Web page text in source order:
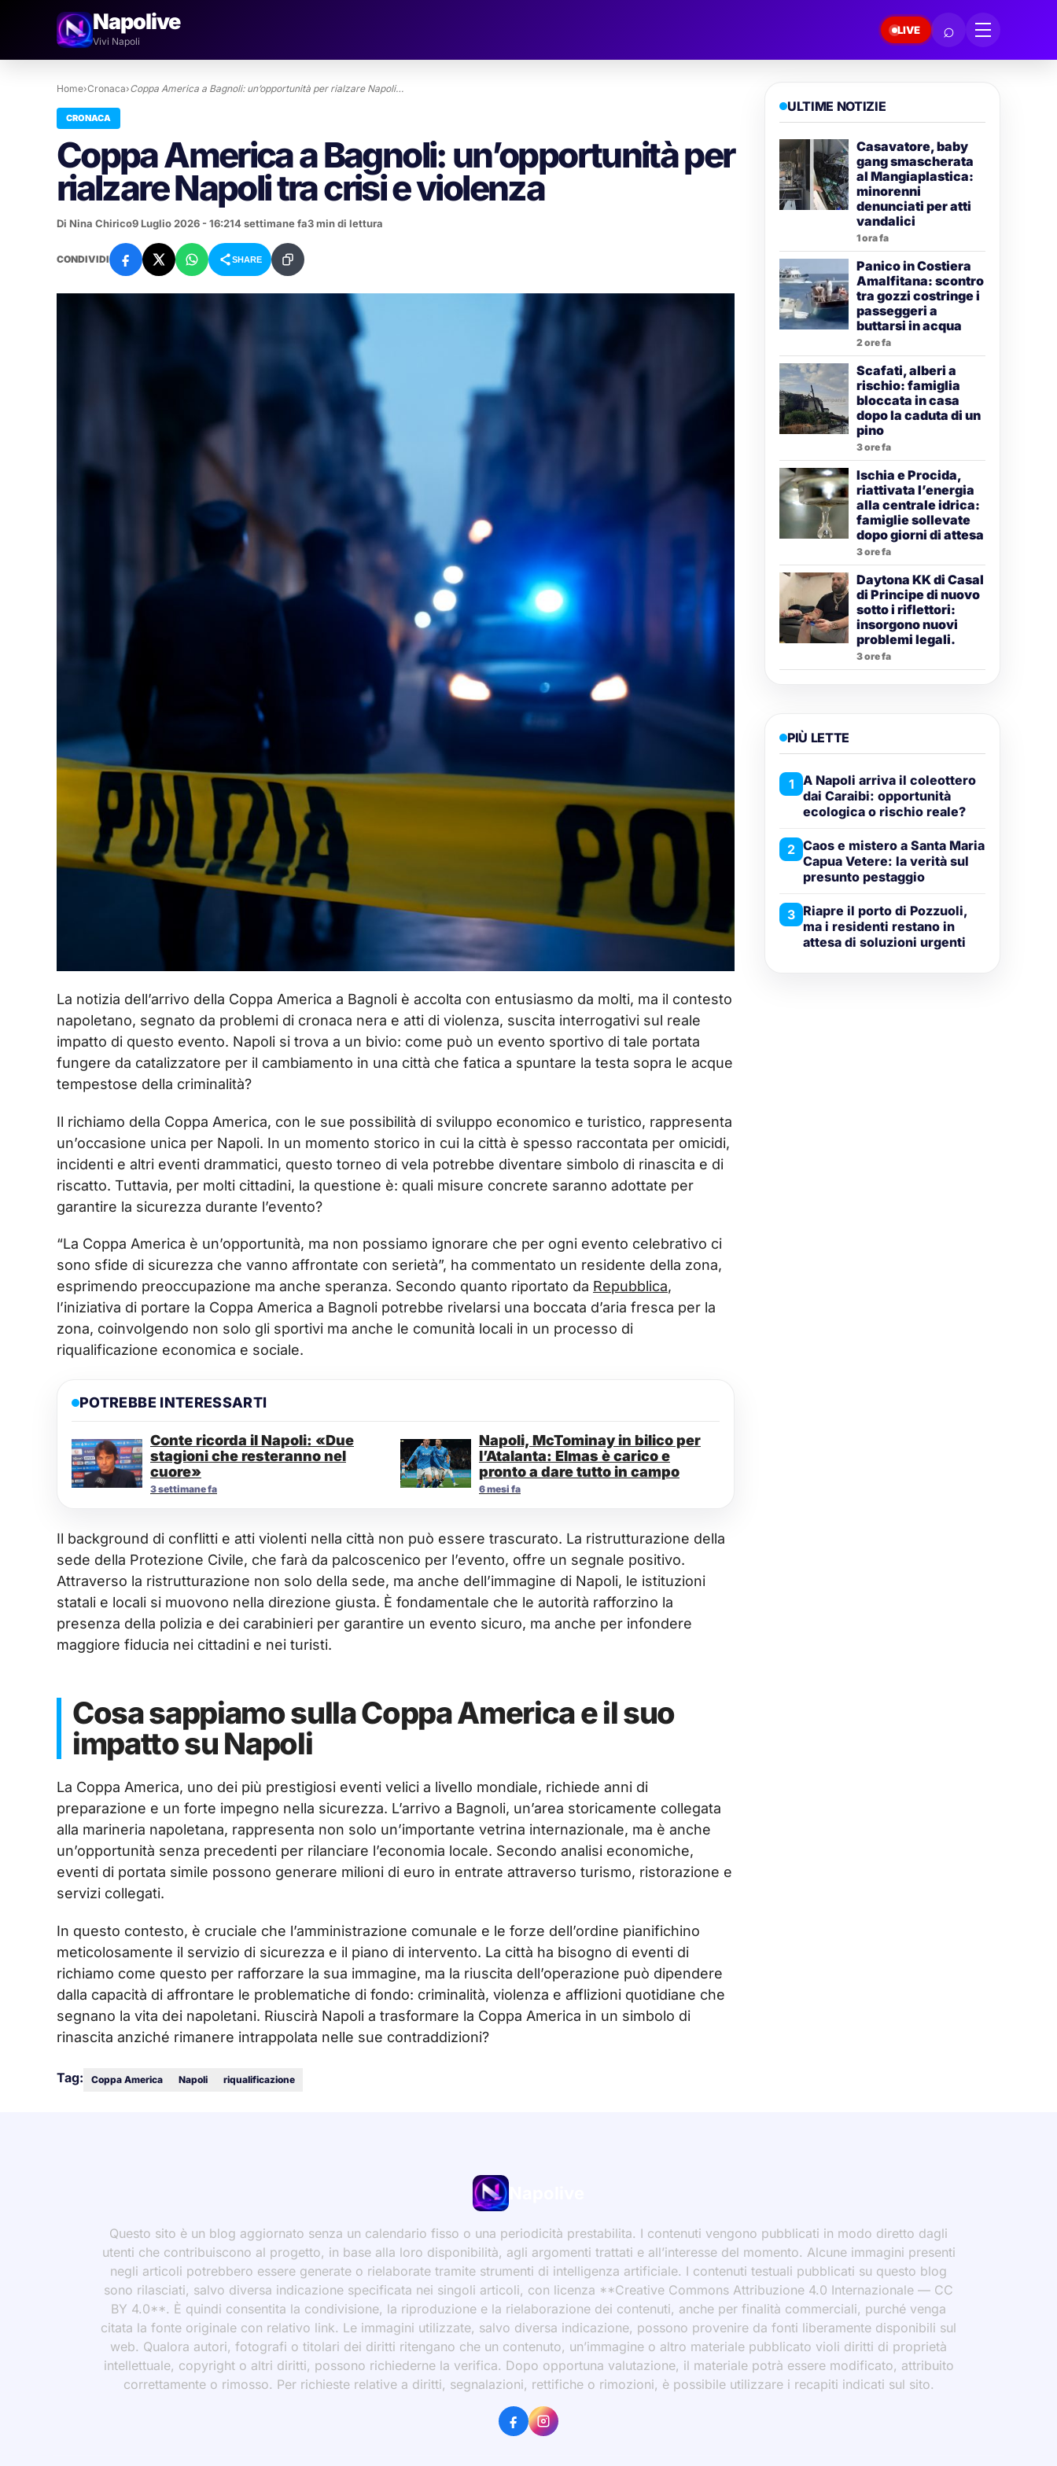
Napolive
Vivi Napoli
LIVE ⌕
Home›Cronaca›Coppa America a Bagnoli: un’opportunità per rialzare Napoli…
CRONACA
Coppa America a Bagnoli: un’opportunità per
rialzare Napoli tra crisi e violenza
Di Nina Chirico9 Luglio 2026 - 16:214 settimane fa3 min di lettura
CONDIVIDI SHARE
La notizia dell’arrivo della Coppa America a Bagnoli è accolta con entusiasmo da molti, ma il contesto
napoletano, segnato da problemi di cronaca nera e atti di violenza, suscita interrogativi sul reale
impatto di questo evento. Napoli si trova a un bivio: come può un evento sportivo di tale portata
fungere da catalizzatore per il cambiamento in una città che fatica a spuntare la testa sopra le acque
tempestose della criminalità?
Il richiamo della Coppa America, con le sue possibilità di sviluppo economico e turistico, rappresenta
un’occasione unica per Napoli. In un momento storico in cui la città è spesso raccontata per omicidi,
incidenti e altri eventi drammatici, questo torneo di vela potrebbe diventare simbolo di rinascita e di
riscatto. Tuttavia, per molti cittadini, la questione è: quali misure concrete saranno adottate per
garantire la sicurezza durante l’evento?
“La Coppa America è un’opportunità, ma non possiamo ignorare che per ogni evento celebrativo ci
sono sfide di sicurezza che vanno affrontate con serietà”, ha commentato un residente della zona,
esprimendo preoccupazione ma anche speranza. Secondo quanto riportato da Repubblica,
l’iniziativa di portare la Coppa America a Bagnoli potrebbe rivelarsi una boccata d’aria fresca per la
zona, coinvolgendo non solo gli sportivi ma anche le comunità locali in un processo di
riqualificazione economica e sociale.
POTREBBE INTERESSARTI
Conte ricorda il Napoli: «Due
stagioni che resteranno nel
cuore»
3 settimane fa
Napoli, McTominay in bilico per
l’Atalanta: Elmas è carico e
pronto a dare tutto in campo
6 mesi fa
Il background di conflitti e atti violenti nella città non può essere trascurato. La ristrutturazione della
sede della Protezione Civile, che farà da palcoscenico per l’evento, offre un segnale positivo.
Attraverso la ristrutturazione non solo della sede, ma anche dell’immagine di Napoli, le istituzioni
statali e locali si muovono nella direzione giusta. È fondamentale che le autorità rafforzino la
presenza della polizia e dei carabinieri per garantire un evento sicuro, ma anche per infondere
maggiore fiducia nei cittadini e nei turisti.
Cosa sappiamo sulla Coppa America e il suo
impatto su Napoli
La Coppa America, uno dei più prestigiosi eventi velici a livello mondiale, richiede anni di
preparazione e un forte impegno nella sicurezza. L’arrivo a Bagnoli, un’area storicamente collegata
alla marineria napoletana, rappresenta non solo un’importante vetrina internazionale, ma è anche
un’opportunità senza precedenti per rilanciare l’economia locale. Secondo analisi economiche,
eventi di portata simile possono generare milioni di euro in entrate attraverso turismo, ristorazione e
servizi collegati.
In questo contesto, è cruciale che l’amministrazione comunale e le forze dell’ordine pianifichino
meticolosamente il servizio di sicurezza e il piano di intervento. La città ha bisogno di eventi di
richiamo come questo per rafforzare la sua immagine, ma la riuscita dell’operazione può dipendere
dalla capacità di affrontare le problematiche di fondo: criminalità, violenza e afflizioni quotidiane che
segnano la vita dei napoletani. Riuscirà Napoli a trasformare la Coppa America in un simbolo di
rinascita anziché rimanere intrappolata nelle sue contraddizioni?
Tag: Coppa America Napoli riqualificazione
ULTIME NOTIZIE
Casavatore, baby
gang smascherata
al Mangiaplastica:
minorenni
denunciati per atti
vandalici
1 ora fa
Panico in Costiera
Amalfitana: scontro
tra gozzi costringe i
passeggeri a
buttarsi in acqua
2 ore fa
Scafati, alberi a
rischio: famiglia
bloccata in casa
dopo la caduta di un
pino
3 ore fa
Ischia e Procida,
riattivata l’energia
alla centrale idrica:
famiglie sollevate
dopo giorni di attesa
3 ore fa
Daytona KK di Casal
di Principe di nuovo
sotto i riflettori:
insorgono nuovi
problemi legali.
3 ore fa
PIÙ LETTE
1 A Napoli arriva il coleottero
dai Caraibi: opportunità
ecologica o rischio reale?
2 Caos e mistero a Santa Maria
Capua Vetere: la verità sul
presunto pestaggio
3 Riapre il porto di Pozzuoli,
ma i residenti restano in
attesa di soluzioni urgenti
Questo sito è un blog aggiornato senza un calendario fisso o una periodicità prestabilita. I contenuti vengono pubblicati in modo diretto dagli
utenti che contribuiscono al progetto, in base alla loro disponibilità, agli argomenti trattati e all’interesse del momento. Alcune immagini presenti
negli articoli potrebbero essere generate o rielaborate tramite strumenti di intelligenza artificiale. I contenuti testuali pubblicati su questo blog
sono rilasciati, salvo diversa indicazione specificata nei singoli articoli, con licenza **Creative Commons Attribuzione 4.0 Internazionale — CC
BY 4.0**. È quindi consentita la condivisione, la riproduzione e la rielaborazione dei contenuti, anche per finalità commerciali, purché venga
citata la fonte originale con relativo link. Le immagini utilizzate, salvo diversa indicazione, possono provenire da fonti liberamente disponibili sul
web. Qualora autori, fotografi o titolari dei diritti ritengano che un contenuto, un’immagine o altro materiale pubblicato violi diritti di proprietà
intellettuale, copyright o altri diritti, possono richiederne la verifica. Dopo opportuna valutazione, il materiale potrà essere modificato, attribuito
correttamente o rimosso. Per richieste relative a diritti, segnalazioni, rettifiche o rimozioni, è possibile utilizzare i recapiti indicati sul sito.